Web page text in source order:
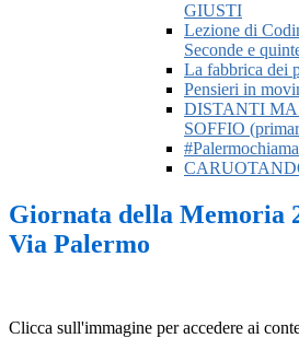
GIUSTI
Lezione di
Seconde e
La fabbrica dei
Pensieri in
DISTANTI
SOFFIO
Giornata della Memoria
Via Palermo
Clicca sull'immagine per accedere ai